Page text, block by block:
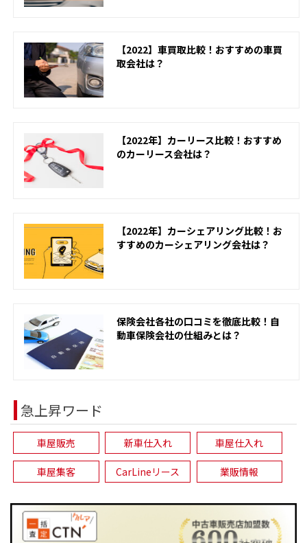
【2022】車買取比較！おすすめの車買
取会社は？
【2022年】カーリース比較！おすすめ
のカーリース会社は？
【2022年】カーシェアリング比較！お
すすめのカーシェアリング会社は？
保険会社各社の口コミを徹底比較！自
動車保険会社の仕組みとは？
急上昇ワード
車屋販売 新車仕入れ 車屋仕入れ
車屋集客 CarLineリース 業販情報